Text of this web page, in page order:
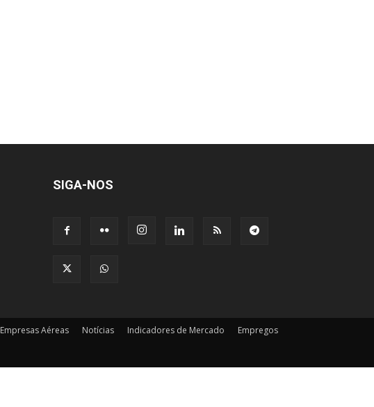
SIGA-NOS
Empresas Aéreas Notícias Indicadores de Mercado Empregos